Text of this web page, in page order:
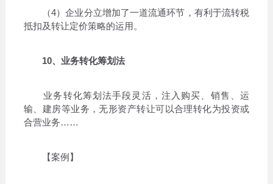
（4）企业分立增加了一道流通环节，有利于流转税
抵扣及转让定价策略的运用。
10、业务转化筹划法
业务转化筹划法手段灵活，注入购买、销售、运
输、建房等业务，无形资产转让可以合理转化为投资或
合营业务……
【案例】